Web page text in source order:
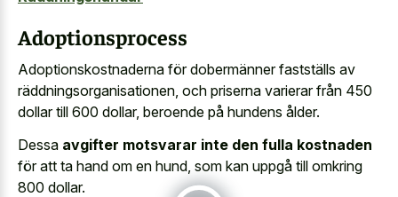
Adoptionsprocess
Adoptionskostnaderna för dobermänner fastställs av
räddningsorganisationen, och priserna varierar från 450
dollar till 600 dollar, beroende på hundens ålder.
Dessa avgifter motsvarar inte den fulla kostnaden
för att ta hand om en hund, som kan uppgå till omkring
800 dollar.